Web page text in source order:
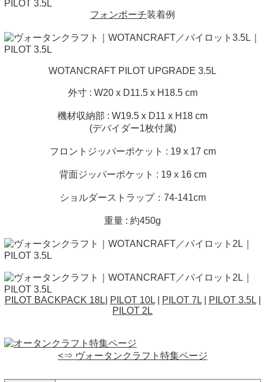
フォンポーチ装着例
WOTANCRAFT PILOT UPGRADE 3.5L
外寸 : W20 x D11.5 x H18.5 cm
機材収納部 : W19.5 x D11 x H18 cm
(デバイダー1枚付属)
フロントジッパーポケット : 19 x 17 cm
背面ジッパーポケット : 19 x 16 cm
ショルダーストラップ：74-141cm
重量 : 約450g
PILOT BACKPACK 18L PILOT 10L| PILOT 7L| PILOT 3.5L|
PILOT 2L
<⇒ ヴォータンクラフト特集ページ